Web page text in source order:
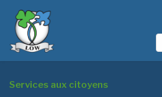
(Municipalité )
(Services )
Services aux citoyens